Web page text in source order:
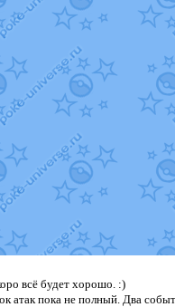
всё будет хорошо. :)
атак пока не полный. Два